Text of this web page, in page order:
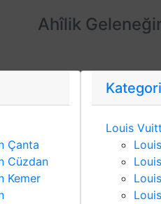
Ahîlik
Çanta
Cüzdan
Kemer
Louis